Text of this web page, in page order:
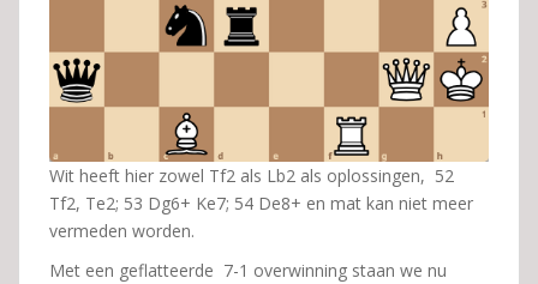
Wit heeft hier zowel Tf2 als Lb2 als oplossingen, 52
Tf2, Te2; 53 Dg6+ Ke7; 54 De8+ en mat kan niet meer
vermeden worden.
Met een geflatteerde 7-1 overwinning staan we nu